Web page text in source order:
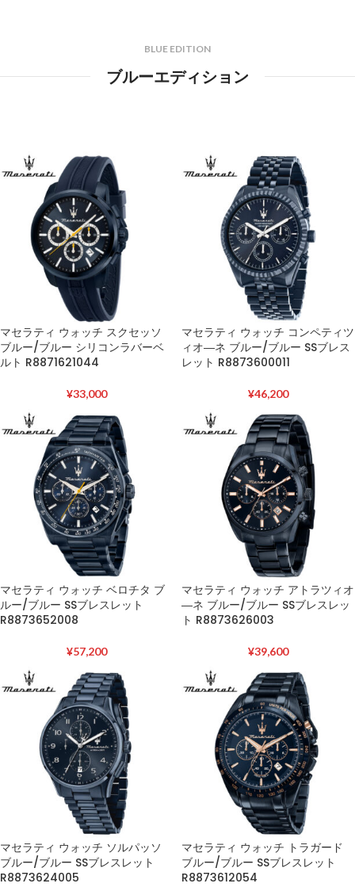
BLUE EDITION
ブルーエディション
マセラティ ウォッチ スクセッソ
ブルー/ブルー シリコンラバーベ
ルト R8871621044
¥33,000
マセラティ ウォッチ コンペティツ
ィオ―ネ ブルー/ブルー SSブレス
レット R8873600011
¥46,200
マセラティ ウォッチ ベロチタ ブ
ルー/ブルー SSブレスレット
R8873652008
¥57,200
マセラティ ウォッチ アトラツィオ
―ネ ブルー/ブルー SSブレスレッ
ト R8873626003
¥39,600
マセラティ ウォッチ ソルパッソ
ブルー/ブルー SSブレスレット
R8873624005
マセラティ ウォッチ トラガード
ブルー/ブルー SSブレスレット
R8873612054